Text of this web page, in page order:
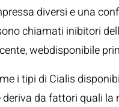
diversi e una
chiamati inibitori
webdisponibile
i tipi di Cialis
deriva da fattori quali